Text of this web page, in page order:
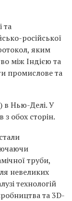
та
російської
яким
між Індією та
промислове та
в Нью-Делі. У
з обох сторін.
труби,
невеликих
технологій
та 3D-